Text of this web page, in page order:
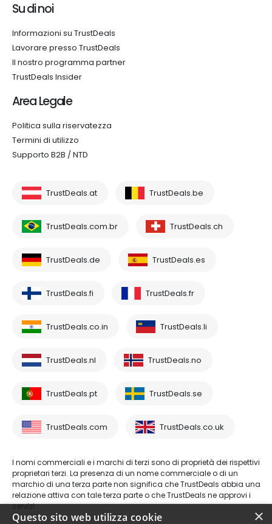
Su di noi
Informazioni su TrustDeals
Lavorare presso TrustDeals
Il nostro programma partner
TrustDeals Insider
Area Legale
Politica sulla riservatezza
Termini di utilizzo
Supporto B2B / NTD
TrustDeals.at TrustDeals.be
TrustDeals.com.br TrustDeals.ch
TrustDeals.de TrustDeals.es
TrustDeals.fi TrustDeals.fr
TrustDeals.co.in TrustDeals.li
TrustDeals.nl TrustDeals.no
TrustDeals.pt TrustDeals.se
TrustDeals.com TrustDeals.co.uk
I nomi commerciali e i marchi di terzi sono di proprietà dei rispettivi
proprietari terzi. La presenza di un nome commerciale o di un
marchio di una terza parte non significa che TrustDeals abbia una
relazione attiva con tale terza parte o che TrustDeals ne approvi i
servizi.
×
Questo sito web utilizza cookie